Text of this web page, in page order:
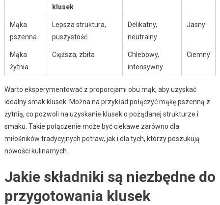
klusek
Mąka
pszenna
Lepsza struktura,
puszystość
Delikatny,
neutralny
Jasny
Mąka
żytnia
Cięższa, zbita
Chlebowy,
intensywny
Ciemny
Warto eksperymentować z proporcjami obu mąk, aby uzyskać
idealny smak klusek. Można na przykład połączyć mąkę pszenną z
żytnią, co pozwoli na uzyskanie klusek o pożądanej strukturze i
smaku. Takie połączenie może być ciekawe zarówno dla
miłośników tradycyjnych potraw, jak i dla tych, którzy poszukują
nowości kulinarnych.
Jakie składniki są niezbędne do
przygotowania klusek